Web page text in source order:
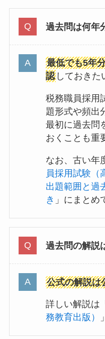
過去問は何年
最低でも5年
認しておきた
税務職員採用
題形式や頻出
最初に過去問
おくことも重
なお、古い年
員採用試験（
出題範囲と過
き 」にまとめ
過去問の解説
公式の解説は
詳しい解説は
務教育出版）